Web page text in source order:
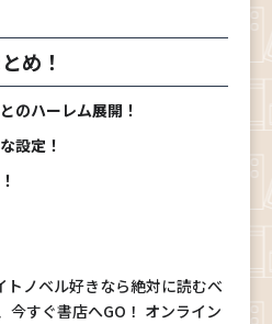
め！
のハーレム展開！
設定！
トノベル好きなら絶対に読むべ
今すぐ書店へGO！ オンライン